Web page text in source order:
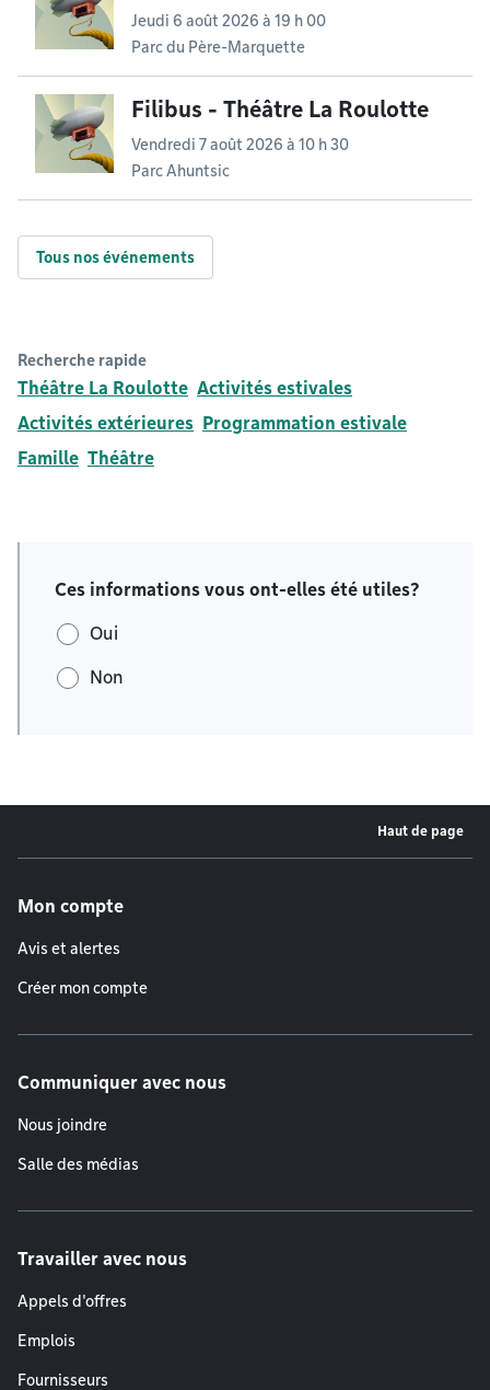
Jeudi 6 août 2026 à 19 h 00
Parc du Père-Marquette
Filibus - Théâtre La Roulotte
Vendredi 7 août 2026 à 10 h 30
Parc Ahuntsic
Tous nos événements
Recherche rapide
Théâtre La Roulotte Activités estivales
Activités extérieures Programmation estivale
Famille Théâtre
Ces informations vous ont-elles été utiles?
Oui
Non
Haut de page
Mon compte
Avis et alertes
Créer mon compte
Communiquer avec nous
Nous joindre
Salle des médias
Travailler avec nous
Appels d'offres
Emplois
Fournisseurs